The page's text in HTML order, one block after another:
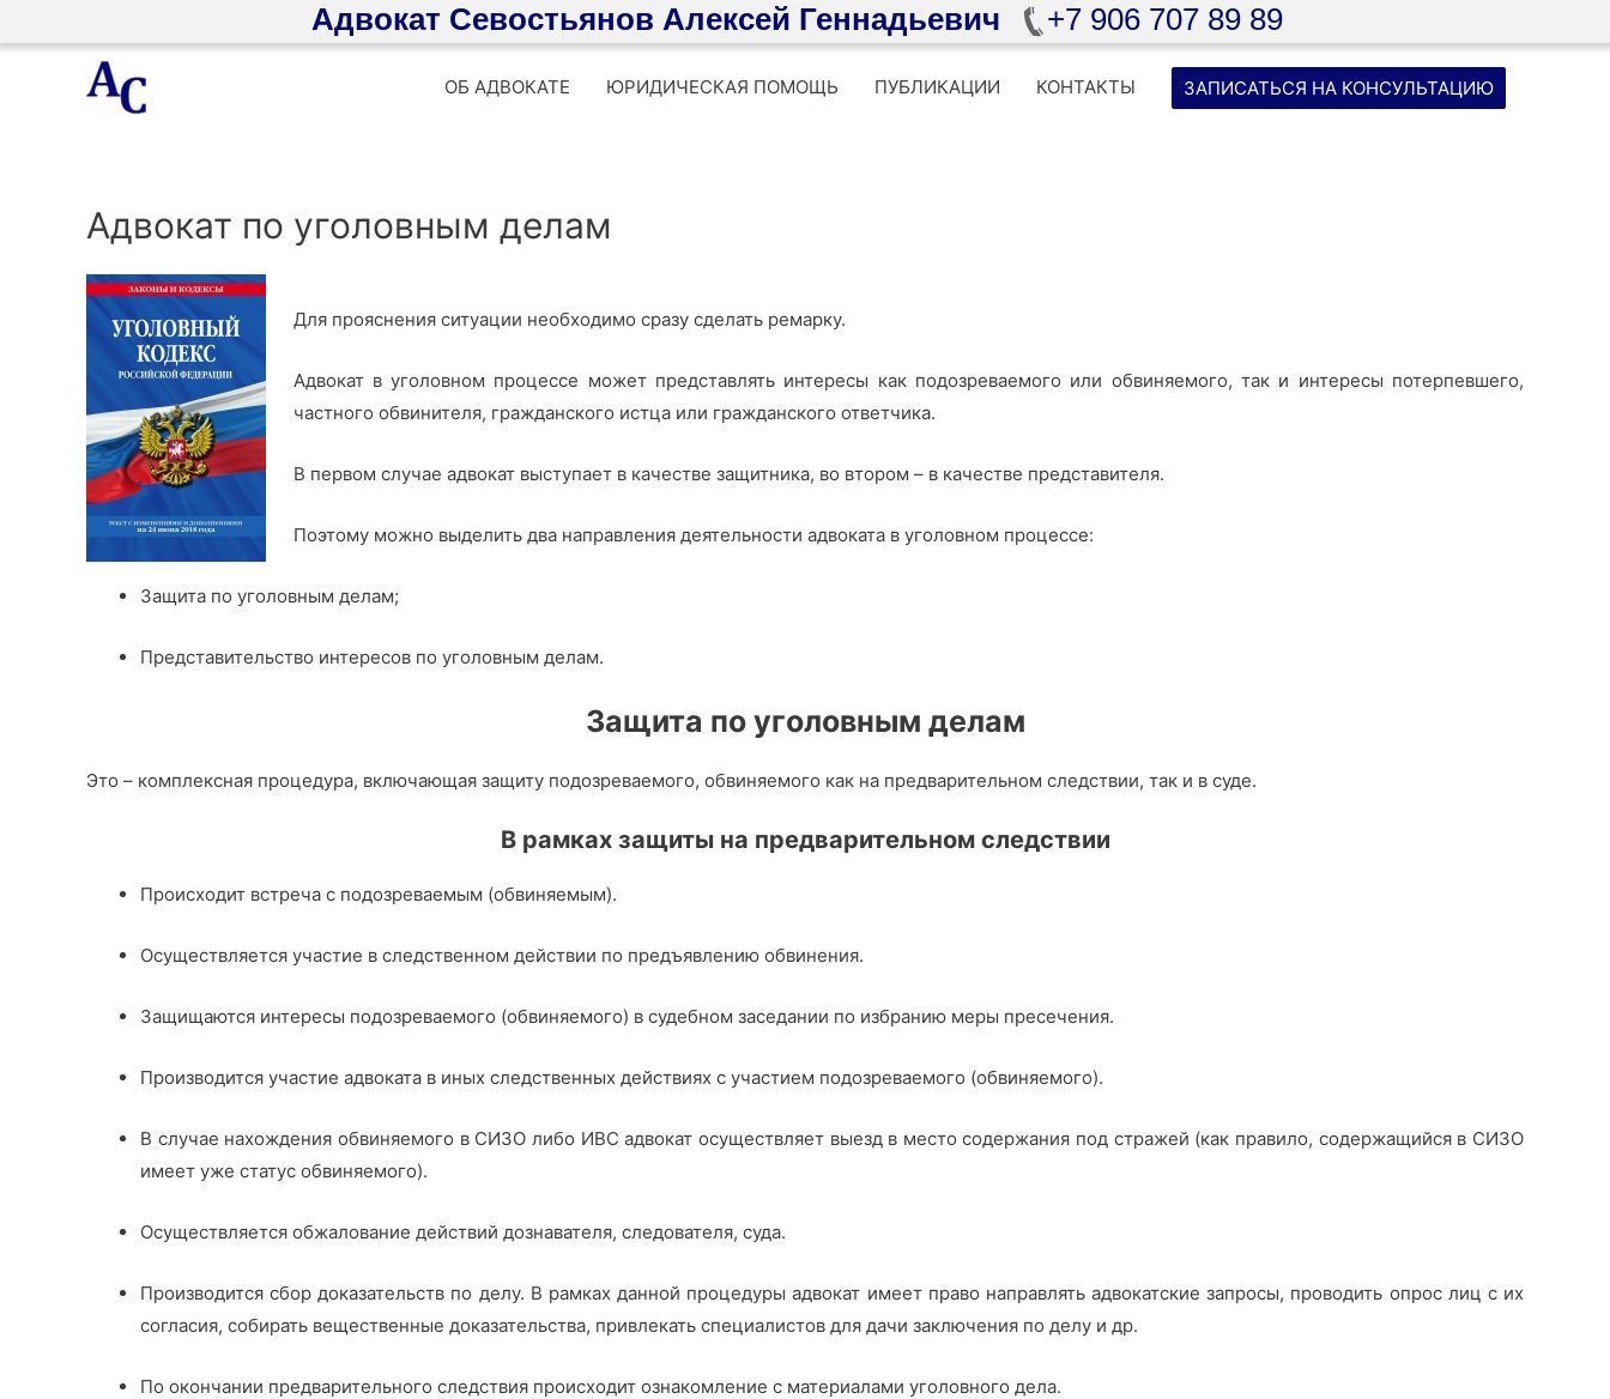
Адвокат Севостьянов Алексей Геннадьевич +7 906 707 89 89
ОБ АДВОКАТЕ ЮРИДИЧЕСКАЯ ПОМОЩЬ ПУБЛИКАЦИИ КОНТАКТЫ ЗАПИСАТЬСЯ НА КОНСУЛЬТАЦИЮ
Адвокат по уголовным делам
Для прояснения ситуации необходимо сразу сделать ремарку.
Адвокат в уголовном процессе может представлять интересы как подозреваемого или обвиняемого, так и интересы потерпевшего,
частного обвинителя, гражданского истца или гражданского ответчика.
В первом случае адвокат выступает в качестве защитника, во втором – в качестве представителя.
Поэтому можно выделить два направления деятельности адвоката в уголовном процессе:
Защита по уголовным делам;
Представительство интересов по уголовным делам.
Защита по уголовным делам
Это – комплексная процедура, включающая защиту подозреваемого, обвиняемого как на предварительном следствии, так и в суде.
В рамках защиты на предварительном следствии
Происходит встреча с подозреваемым (обвиняемым).
Осуществляется участие в следственном действии по предъявлению обвинения.
Защищаются интересы подозреваемого (обвиняемого) в судебном заседании по избранию меры пресечения.
Производится участие адвоката в иных следственных действиях с участием подозреваемого (обвиняемого).
В случае нахождения обвиняемого в СИЗО либо ИВС адвокат осуществляет выезд в место содержания под стражей (как правило, содержащийся в СИЗО
имеет уже статус обвиняемого).
Осуществляется обжалование действий дознавателя, следователя, суда.
Производится сбор доказательств по делу. В рамках данной процедуры адвокат имеет право направлять адвокатские запросы, проводить опрос лиц с их
согласия, собирать вещественные доказательства, привлекать специалистов для дачи заключения по делу и др.
По окончании предварительного следствия происходит ознакомление с материалами уголовного дела.